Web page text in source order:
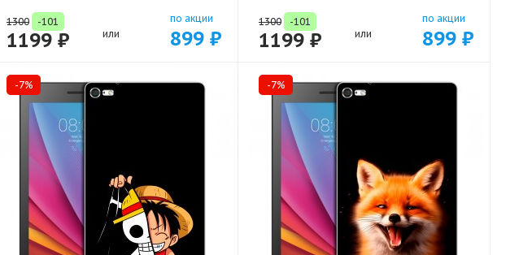
1300 -101
1199 ₽ или
по акции
899 ₽
1300 -101
1199 ₽ или
по акции
899 ₽
-7% -7%